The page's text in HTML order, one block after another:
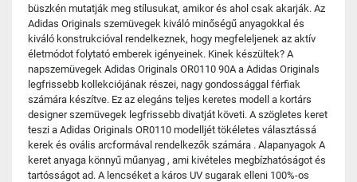
büszkén mutatják meg stílusukat, amikor és ahol csak akarják. Az
Adidas Originals szemüvegek kiváló minőségű anyagokkal és
kiváló konstrukcióval rendelkeznek, hogy megfeleljenek az aktív
életmódot folytató emberek igényeinek. Kinek készültek? A
napszemüvegek Adidas Originals OR0110 90A a Adidas Originals
legfrissebb kollekciójának részei, nagy gondossággal férfiak
számára készítve. Ez az elegáns teljes keretes modell a kortárs
designer szemüvegek legfrissebb divatját követi. A szögletes keret
teszi a Adidas Originals OR0110 modelljét tökéletes választássá
kerek és ovális arcformával rendelkezők számára . Alapanyagok A
keret anyaga könnyű műanyag , ami kivételes megbízhatóságot és
tartósságot ad. A lencséket a káros UV sugarak elleni 100%-os